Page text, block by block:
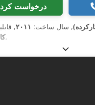
درخواست
, سال ساخت: ۲۰۱۱,
,